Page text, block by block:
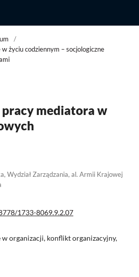
/
życiu codziennym – socjologiczne
mediatora w
Wydział Zarządzania, al. Armii Krajowej
1733-8069.9.2.07
w organizacji, konflikt organizacyjny,